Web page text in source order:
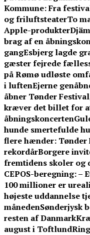
Kommune: Fra
og friluftsteaterTo
Apple-produkter
brag af en
gangEsbjerg lagde
gæster fejrede
på Rømø udløste
i luftenEjerne
åbner Tønder
kræver det billet for
åbningskoncerten
hunde smertefulde
flere hænder:
rekordårBorgere
fremtidens skoler og
CEPOS-beregning: –
100 millioner er
højeste uddannelse
månedenSønderjysk
resten af Danmark
august i Toftlund